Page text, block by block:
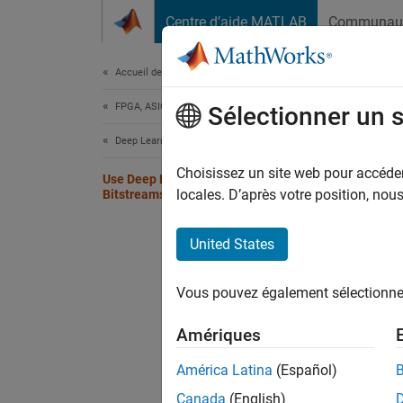
Centre d’aide MATLAB
Accueil de la documentation
FPGA, ASIC, and SoC Development
Deep Learning HDL Toolbox
Use Deep Learning on FPGA
Bitstreams
The
deep
Sélectionner un
Choisissez un site web pour
locales. D’après votre position,
United States
Vous pouvez également
Amériques
América Latina (Español)
Canada (English)